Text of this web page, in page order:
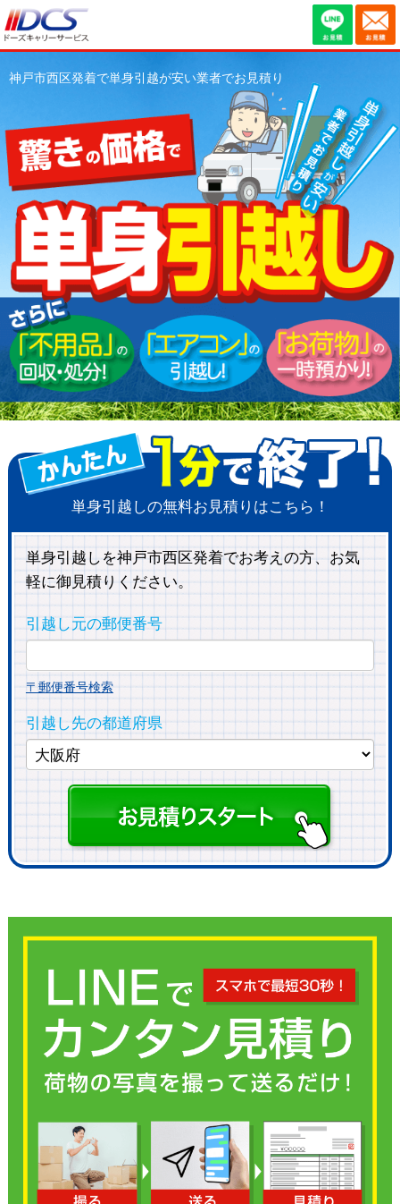
神戸市西区発着で単身引越が安い業者でお見積り
単身引越しの無料お見積りはこちら！
単身引越しを神戸市西区発着でお考えの方、お気
軽に御見積りください。
引越し元の郵便番号
〒郵便番号検索
引越し先の都道府県